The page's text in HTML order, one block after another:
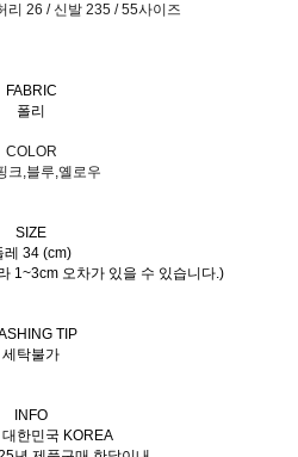
리 26 / 신발 235 / 55사이즈
FABRIC
폴리
COLOR
크,블루,옐로우
SIZE
레 34 (cm)
1~3cm 오차가 있을 수 있습니다.)
TIP
세탁불가
INFO
한민국 KOREA